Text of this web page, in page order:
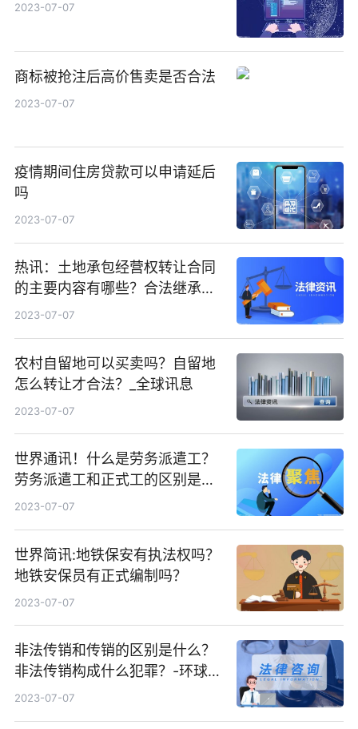
2023-07-07
商标被抢注后高价售卖是否合法
2023-07-07
疫情期间住房贷款可以申请延后
吗
2023-07-07
热讯：土地承包经营权转让合同
的主要内容有哪些？合法继承土
地承包经营权的方式是什么？
2023-07-07
农村自留地可以买卖吗？自留地
怎么转让才合法？_全球讯息
2023-07-07
世界通讯！什么是劳务派遣工？
劳务派遣工和正式工的区别是什
么？
2023-07-07
世界简讯:地铁保安有执法权吗？
地铁安保员有正式编制吗？
2023-07-07
非法传销和传销的区别是什么？
非法传销构成什么犯罪？-环球观
察
2023-07-07